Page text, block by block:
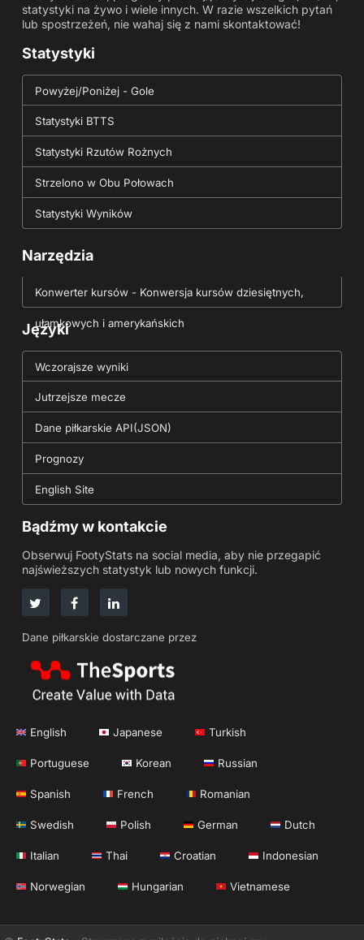
statystyki na żywo i wiele innych. W razie wszelkich pytań
lub spostrzeżeń, nie wahaj się z nami skontaktować!
Statystyki
Powyżej/Poniżej - Gole
Statystyki BTTS
Statystyki Rzutów Rożnych
Strzelono w Obu Połowach
Statystyki Wyników
Narzędzia
Konwerter kursów - Konwersja kursów dziesiętnych,
ułamkowych i amerykańskich
Języki
Wczorajsze wyniki
Jutrzejsze mecze
Dane piłkarskie API(JSON)
Prognozy
English Site
Bądźmy w kontakcie
Obserwuj FootyStats na social media, aby nie przegapić
najświeższych statystyk lub nowych funkcji.
Dane piłkarskie dostarczane przez
English Japanese Turkish
Portuguese Korean Russian
Spanish French Romanian
Swedish Polish German Dutch
Italian Thai Croatian Indonesian
Norwegian Hungarian Vietnamese